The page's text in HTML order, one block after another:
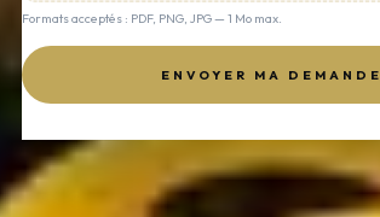
Formats acceptés : PDF, PNG, JPG — 1 Mo max.
ENVOYER MA DEMANDE